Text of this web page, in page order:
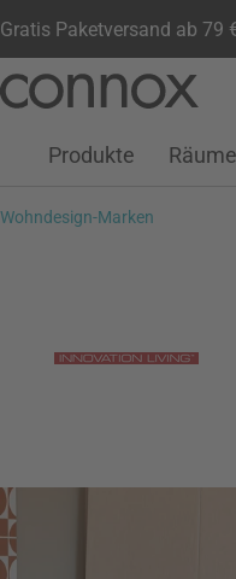
Gratis Paketversand ab 79
Kundenkonto
Wunschliste
Warenkorb
Produkte Räume
Wohndesign-Marken